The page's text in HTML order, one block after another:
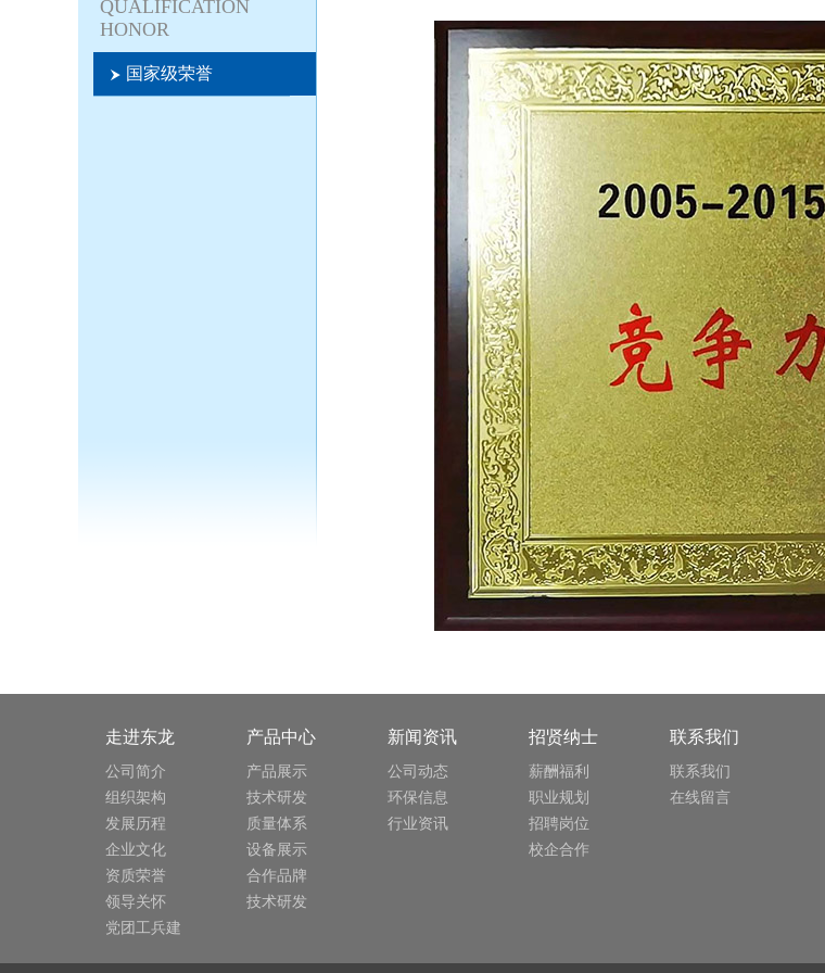
QUALIFICATION
HONOR
国家级荣誉
走进东龙
公司简介
组织架构
发展历程
企业文化
资质荣誉
领导关怀
党团工兵建
产品中心
产品展示
技术研发
质量体系
设备展示
合作品牌
技术研发
新闻资讯
公司动态
环保信息
行业资讯
招贤纳士
薪酬福利
职业规划
招聘岗位
校企合作
联系我们
联系我们
在线留言